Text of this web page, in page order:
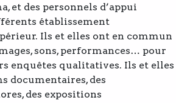
et des personnels d’appui
établissement
Ils et elles ont en commun
sons, performances… pour
enquêtes qualitatives. Ils et elles
documentaires, des
des expositions